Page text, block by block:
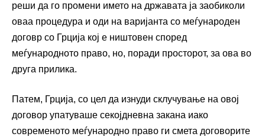
реши да го промени името на државата ја заобиколи
оваа процедура и оди на варијанта со меѓународен
договр со Грција кој е ништовен според
меѓународното право, но, поради просторот, за ова во
друга прилика.
Патем, Грција, со цел да изнуди склучување на овој
договор упатуваше секојдневна закана иако
современото меѓународно право ги смета договорите